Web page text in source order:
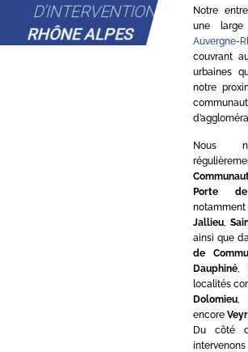
D'INTERVENTION
RHÔNE ALPES
Notre
une large
Auvergne-
couvrant
urbaines
notre
Nous
Porte de
notamment
Jallieu,
ainsi que
de
Dauphiné,
localités
Dolomieu,
encore
Du côté